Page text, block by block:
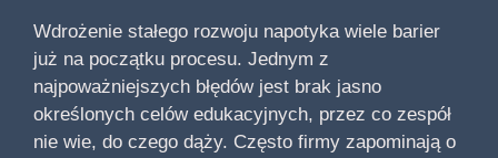
Wdrożenie stałego rozwoju napotyka wiele barier
już na początku procesu. Jednym z
najpoważniejszych błędów jest brak jasno
określonych celów edukacyjnych, przez co zespół
nie wie, do czego dąży. Często firmy zapominają o